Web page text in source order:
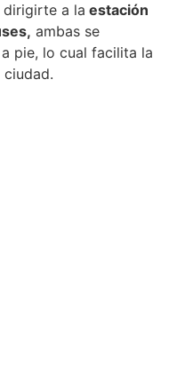
dirigirte a la estación
ambas se
pie, lo cual facilita la